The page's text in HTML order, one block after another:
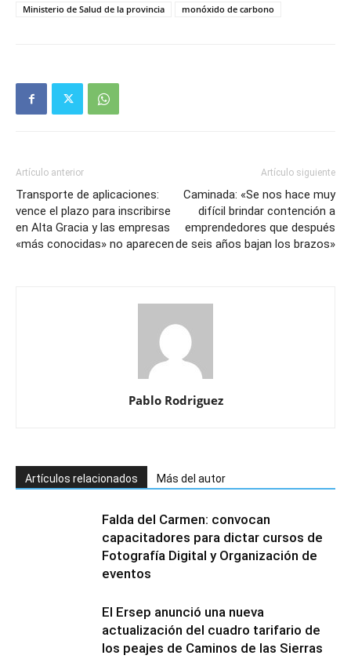
Ministerio de Salud de la provincia
monóxido de carbono
Artículo anterior
Transporte de aplicaciones:
vence el plazo para inscribirse
en Alta Gracia y las empresas
«más conocidas» no aparecen
Artículo siguiente
Caminada: «Se nos hace muy
difícil brindar contención a
emprendedores que después
de seis años bajan los brazos»
Pablo Rodriguez
Artículos relacionados Más del autor
Falda del Carmen: convocan
capacitadores para dictar cursos de
Fotografía Digital y Organización de
eventos
El Ersep anunció una nueva
actualización del cuadro tarifario de
los peajes de Caminos de las Sierras